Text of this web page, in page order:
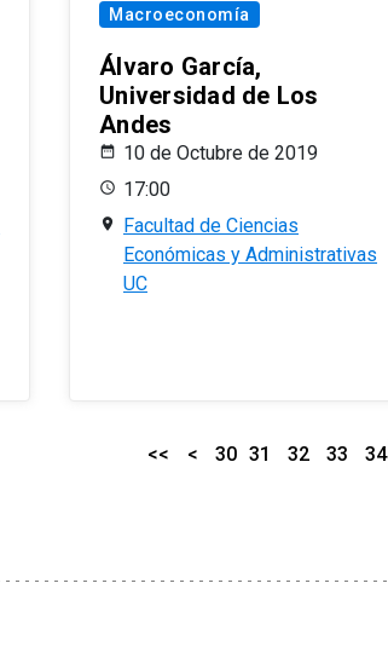
Macroeconomía
Álvaro García,
Universidad de Los
Andes
10 de Octubre de 2019
17:00
Facultad de Ciencias
Económicas y Administrativas
UC
<< < 30 31 32 33 34